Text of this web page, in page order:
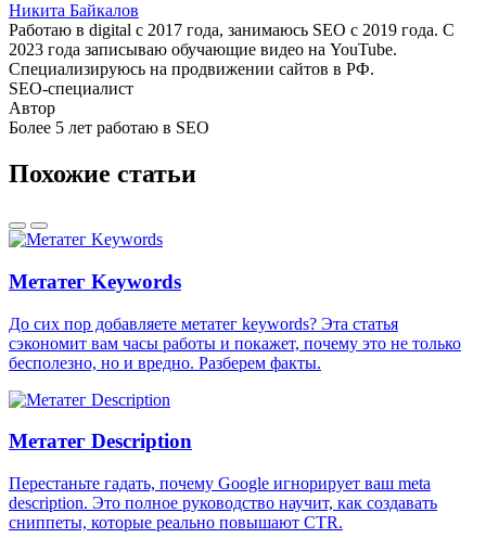
Никита Байкалов
Работаю в digital с 2017 года, занимаюсь SEO с 2019 года. С
2023 года записываю обучающие видео на YouTube.
Специализируюсь на продвижении сайтов в РФ.
SEO-специалист
Автор
Более 5 лет работаю в SEO
Похожие статьи
Метатег Keywords
До сих пор добавляете метатег keywords? Эта статья
сэкономит вам часы работы и покажет, почему это не только
бесполезно, но и вредно. Разберем факты.
Метатег Description
Перестаньте гадать, почему Google игнорирует ваш meta
description. Это полное руководство научит, как создавать
сниппеты, которые реально повышают CTR.